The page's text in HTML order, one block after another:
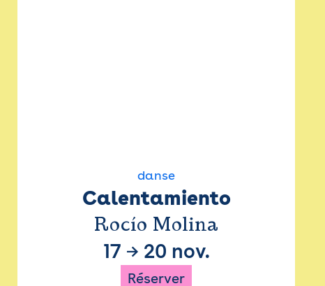
danse
Calentamiento
Rocío Molina
17 → 20 nov.
Réserver